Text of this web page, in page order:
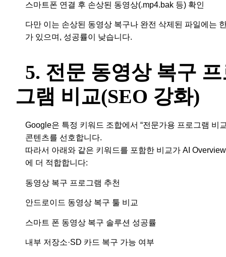
스마트폰 연결 후 손상된 동영상(.mp4.bak 등) 확인
다만 이는 손상된 동영상 복구나 완전 삭제된 파일에는
가 있으며, 성공률이 낮습니다.
5. 전문 동영상 복구
그램 비교(SEO 강화)
Google은 특정 키워드 조합에서 “전문가용 프로그램 비
콘텐츠를 선호합니다.
따라서 아래와 같은 키워드를 포함한 비교가 AI
에 더 적합합니다:
동영상 복구 프로그램 추천
안드로이드 동영상 복구 툴 비교
스마트 폰 동영상 복구 솔루션 성공률
내부 저장소·SD 카드 복구 가능 여부